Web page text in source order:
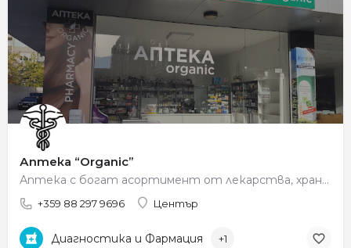
Аптека “Organic”
Аптека с богат асортимент от лекарства, хранителни добавки, козметика и продукти за здраве и грижа за цялото…
+359 88 297 9696 Център
Диагностика и Фармация +1